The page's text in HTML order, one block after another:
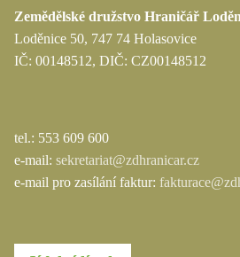
Zemědělské družstvo Hraničář
Loděnice 50, 747 74 Holasovice
IČ: 00148512, DIČ: CZ00148512
tel.: 553 609 600
e-mail: sekretariat@zdhranicar.cz
e-mail pro zasílání faktur: